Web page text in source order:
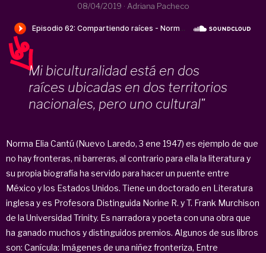
08/04/2019 · Adriana Pacheco
Mi biculturalidad está en dos
raíces ubicadas en dos territorios
nacionales, pero uno cultural"
Norma Elia Cantú (Nuevo Laredo, 3 ene 1947) es ejemplo de que
no hay fronteras, ni barreras, al contrario para ella la literatura y
su propia biografía ha servido para hacer un puente entre
México y los Estados Unidos. Tiene un doctorado en Literatura
inglesa y es Profesora Distinguida Norine R. y T. Frank Murchison
de la Universidad Trinity. Es narradora y poeta con una obra que
ha ganado muchos y distinguidos premios. Algunos de sus libros
son: Canícula: Imágenes de una niñez fronteriza, Entre